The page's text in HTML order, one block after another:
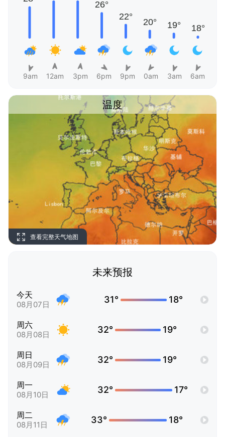
9am 12am 3pm 6pm 9pm 0am 3am 6am
温度
查看完整天气地图
未来预报
今天
08月07日 31° 18°
周六
08月08日 32° 19°
周日
08月09日 32° 19°
周一
08月10日 32° 17°
周二
08月11日 33° 18°